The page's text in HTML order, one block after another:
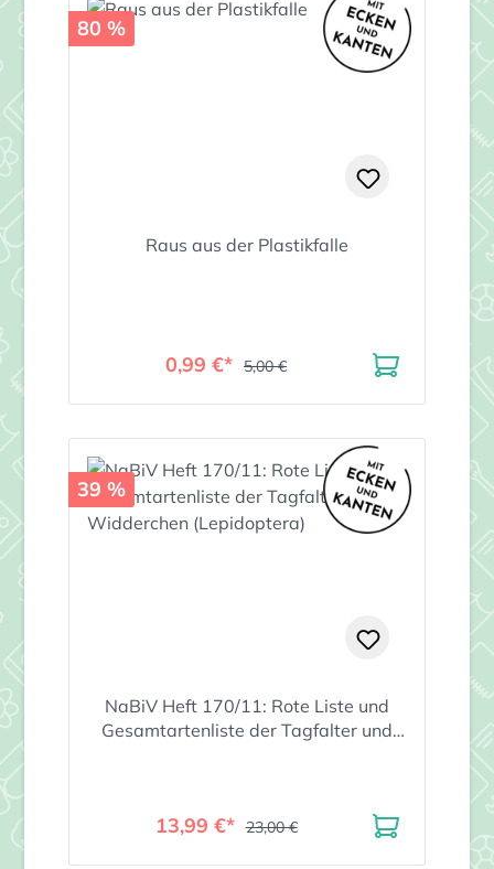
80 %
Raus aus der Plastikfalle
0,99 €* 5,00 €
39 %
NaBiV Heft 170/11: Rote Liste und
Gesamtartenliste der Tagfalter und
13,99 €* 23,00 €